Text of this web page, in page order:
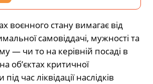
воєнного стану вимагає від
самовіддачі, мужності та
— чи то на керівній посаді в
об’єктах критичної
час ліквідації наслідків